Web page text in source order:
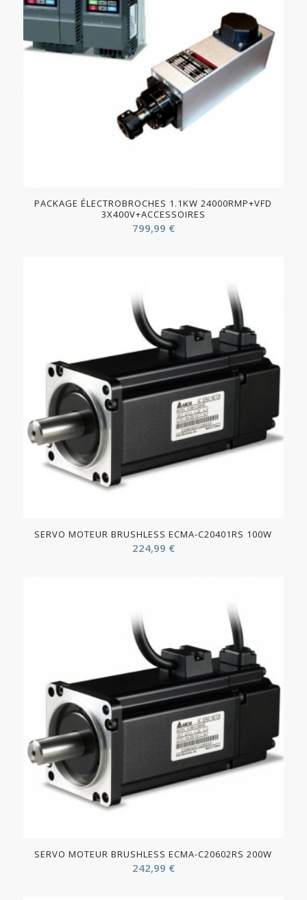
PACKAGE ÉLECTROBROCHES 1.1KW 24000RMP+VFD
3X400V+ACCESSOIRES
799,99 €
SERVO MOTEUR BRUSHLESS ECMA-C20401RS 100W
224,99 €
SERVO MOTEUR BRUSHLESS ECMA-C20602RS 200W
242,99 €